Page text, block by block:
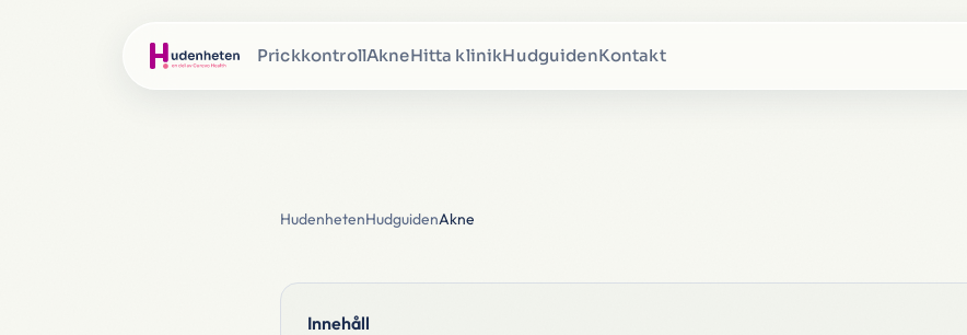
PrickkontrollAkneHitta klinikHudguidenKontakt
HudenhetenHudguidenAkne
Innehåll